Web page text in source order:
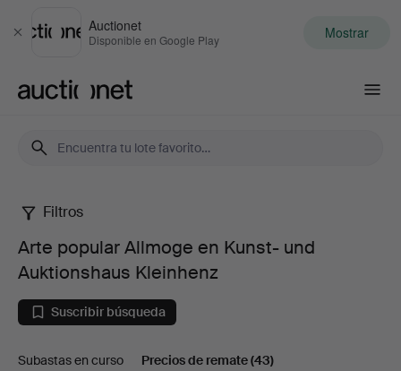
Cerrar
Auctionet
Disponible en Google Play Mostrar
Arte
popular
Allmoge
en
Filtros
Arte popular Allmoge en Kunst- und
Auktionshaus Kleinhenz
Suscribir búsqueda
Subastas en curso Precios de remate(43)